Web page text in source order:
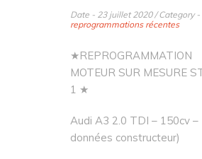
Date - 23 juillet 2020 / Category -
reprogrammations récentes
★REPROGRAMMATION
MOTEUR SUR MESURE
1 ★
Audi A3 2.0 TDI – 150cv –
données constructeur)